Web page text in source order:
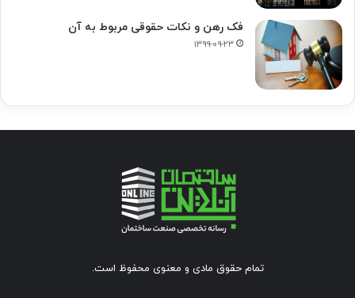
فک‌ رهن و نکات حقوقی مربوط به آن
۱۳۹۹-۰۹-۲۳
تمام حقوق مادی و معنوی محفوظ است.